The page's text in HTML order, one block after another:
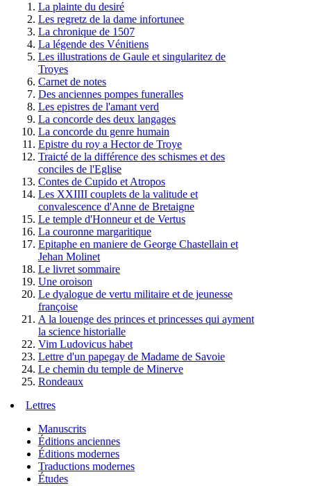
La plainte du desiré
Les regretz de la dame infortunee
La chronique de 1507
La légende des Vénitiens
Les illustrations de Gaule et singularitez de
Troyes
Carnet de notes
Des anciennes pompes funeralles
Les epistres de l'amant verd
La concorde des deux langages
La concorde du genre humain
Epistre du roy a Hector de Troye
Traicté de la différence des schismes et des
conciles de l'Eglise
Contes de Cupido et Atropos
Les XXIIII couplets de la valitude et
convalescence d'Anne de Bretaigne
Le temple d'Honneur et de Vertus
La couronne margaritique
Epitaphe en maniere de George Chastellain et
Jehan Molinet
Le livret sommaire
Une oroison
Le dyalogue de vertu militaire et de jeunesse
françoise
A la louenge des princes et princesses qui ayment
la science historialle
Vim Ludovicus habet
Lettre d'un papegay de Madame de Savoie
Le chemin du temple de Minerve
Rondeaux
Lettres
Manuscrits
Éditions anciennes
Éditions modernes
Traductions modernes
Études